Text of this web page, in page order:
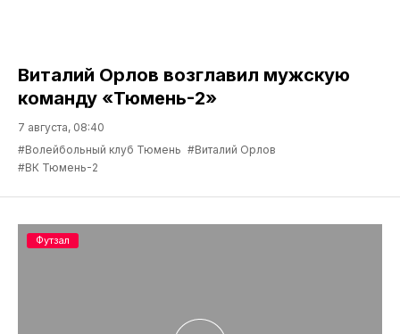
Виталий Орлов возглавил мужскую
команду «Тюмень-2»
7 августа, 08:40
#Волейбольный клуб Тюмень #Виталий Орлов
#ВК Тюмень-2
Футзал